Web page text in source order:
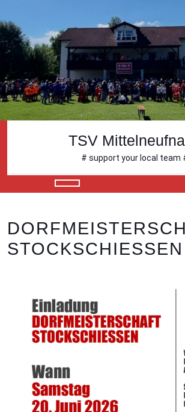
to
content
TSV
# support your local team
Button
STOCKSCHIESSEN